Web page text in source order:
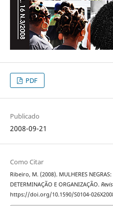
PDF
Publicado
2008-09-21
Como Citar
Ribeiro, M. (2008). MULHERES
DETERMINAÇÃO E ORGANIZAÇÃO.
https://doi.org/10.1590/S0104-